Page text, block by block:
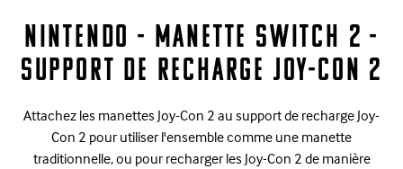
Nintendo - Manette Switch 2 -
Support de Recharge Joy-Con 2
Attachez les manettes Joy-Con 2 au support de recharge Joy-
Con 2 pour utiliser l'ensemble comme une manette
traditionnelle, ou pour recharger les Joy-Con 2 de manière